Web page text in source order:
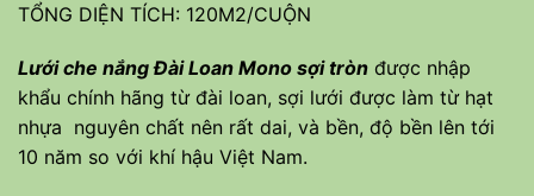
TỔNG DIỆN TÍCH: 120M2/CUỘN
Lưới che nắng Đài Loan Mono sợi tròn được nhập
khẩu chính hãng từ đài loan, sợi lưới được làm từ hạt
nhựa nguyên chất nên rất dai, và bền, độ bền lên tới
10 năm so với khí hậu Việt Nam.